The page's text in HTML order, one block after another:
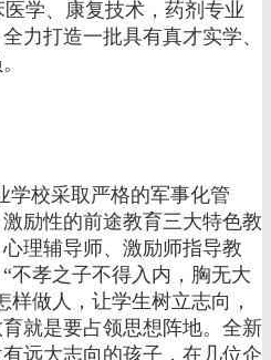
学、康复技术，药剂专业
力打造一批具有真才实学、
校采取严格的军事化管
励性的前途教育三大特色教
理辅导师、激励师指导教
不孝之子不得入内，胸无大
样做人，让学生树立志向，
就是要占领思想阵地。全新
远大志向的孩子，在几位企